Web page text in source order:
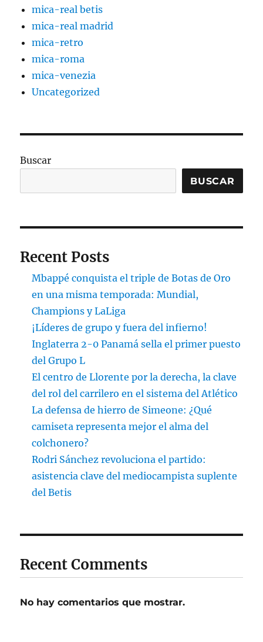
mica-real betis
mica-real madrid
mica-retro
mica-roma
mica-venezia
Uncategorized
Buscar
BUSCAR
Recent Posts
Mbappé conquista el triple de Botas de Oro
en una misma temporada: Mundial,
Champions y LaLiga
¡Líderes de grupo y fuera del infierno!
Inglaterra 2-0 Panamá sella el primer puesto
del Grupo L
El centro de Llorente por la derecha, la clave
del rol del carrilero en el sistema del Atlético
La defensa de hierro de Simeone: ¿Qué
camiseta representa mejor el alma del
colchonero?
Rodri Sánchez revoluciona el partido:
asistencia clave del mediocampista suplente
del Betis
Recent Comments
No hay comentarios que mostrar.